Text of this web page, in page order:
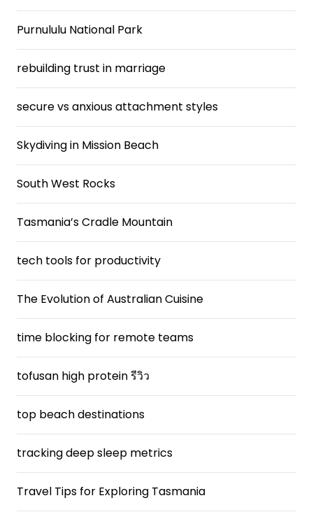
Purnululu National Park
rebuilding trust in marriage
secure vs anxious attachment styles
Skydiving in Mission Beach
South West Rocks
Tasmania’s Cradle Mountain
tech tools for productivity
The Evolution of Australian Cuisine
time blocking for remote teams
tofusan high protein รีวิว
top beach destinations
tracking deep sleep metrics
Travel Tips for Exploring Tasmania